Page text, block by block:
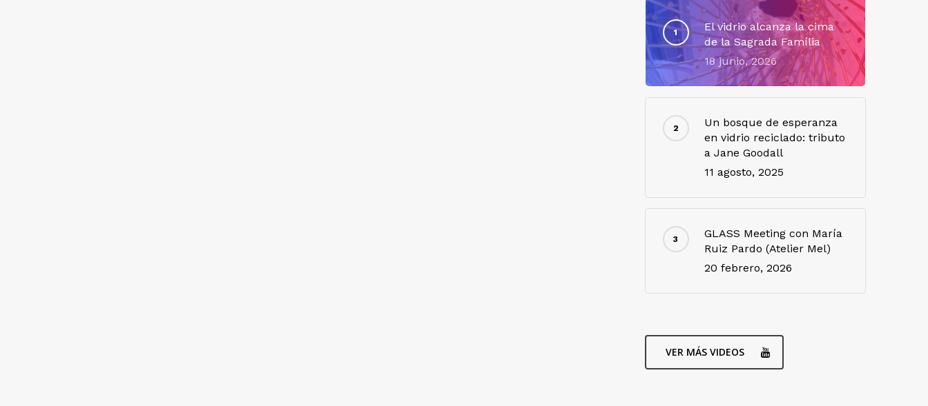
El vidrio alcanza la cima
de la Sagrada Família
18 junio, 2026
Un bosque de esperanza
en vidrio reciclado: tributo
a Jane Goodall
11 agosto, 2025
GLASS Meeting con María
Ruiz Pardo (Atelier Mel)
20 febrero, 2026
VER MÁS VIDEOS